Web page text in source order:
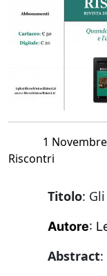
Posted
on
1
Riscontri
Titolo:
Autore:
Abstract: